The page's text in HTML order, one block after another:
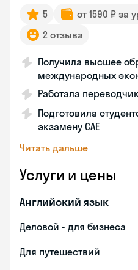
5 от 1590 ₽ за
2 отзыва
Получила высшее
международных
Работала
Подготовила
экзамену CAE
Читать дальше
Услуги и цены
Английский язык
Деловой - для бизнеса
Для путешествий